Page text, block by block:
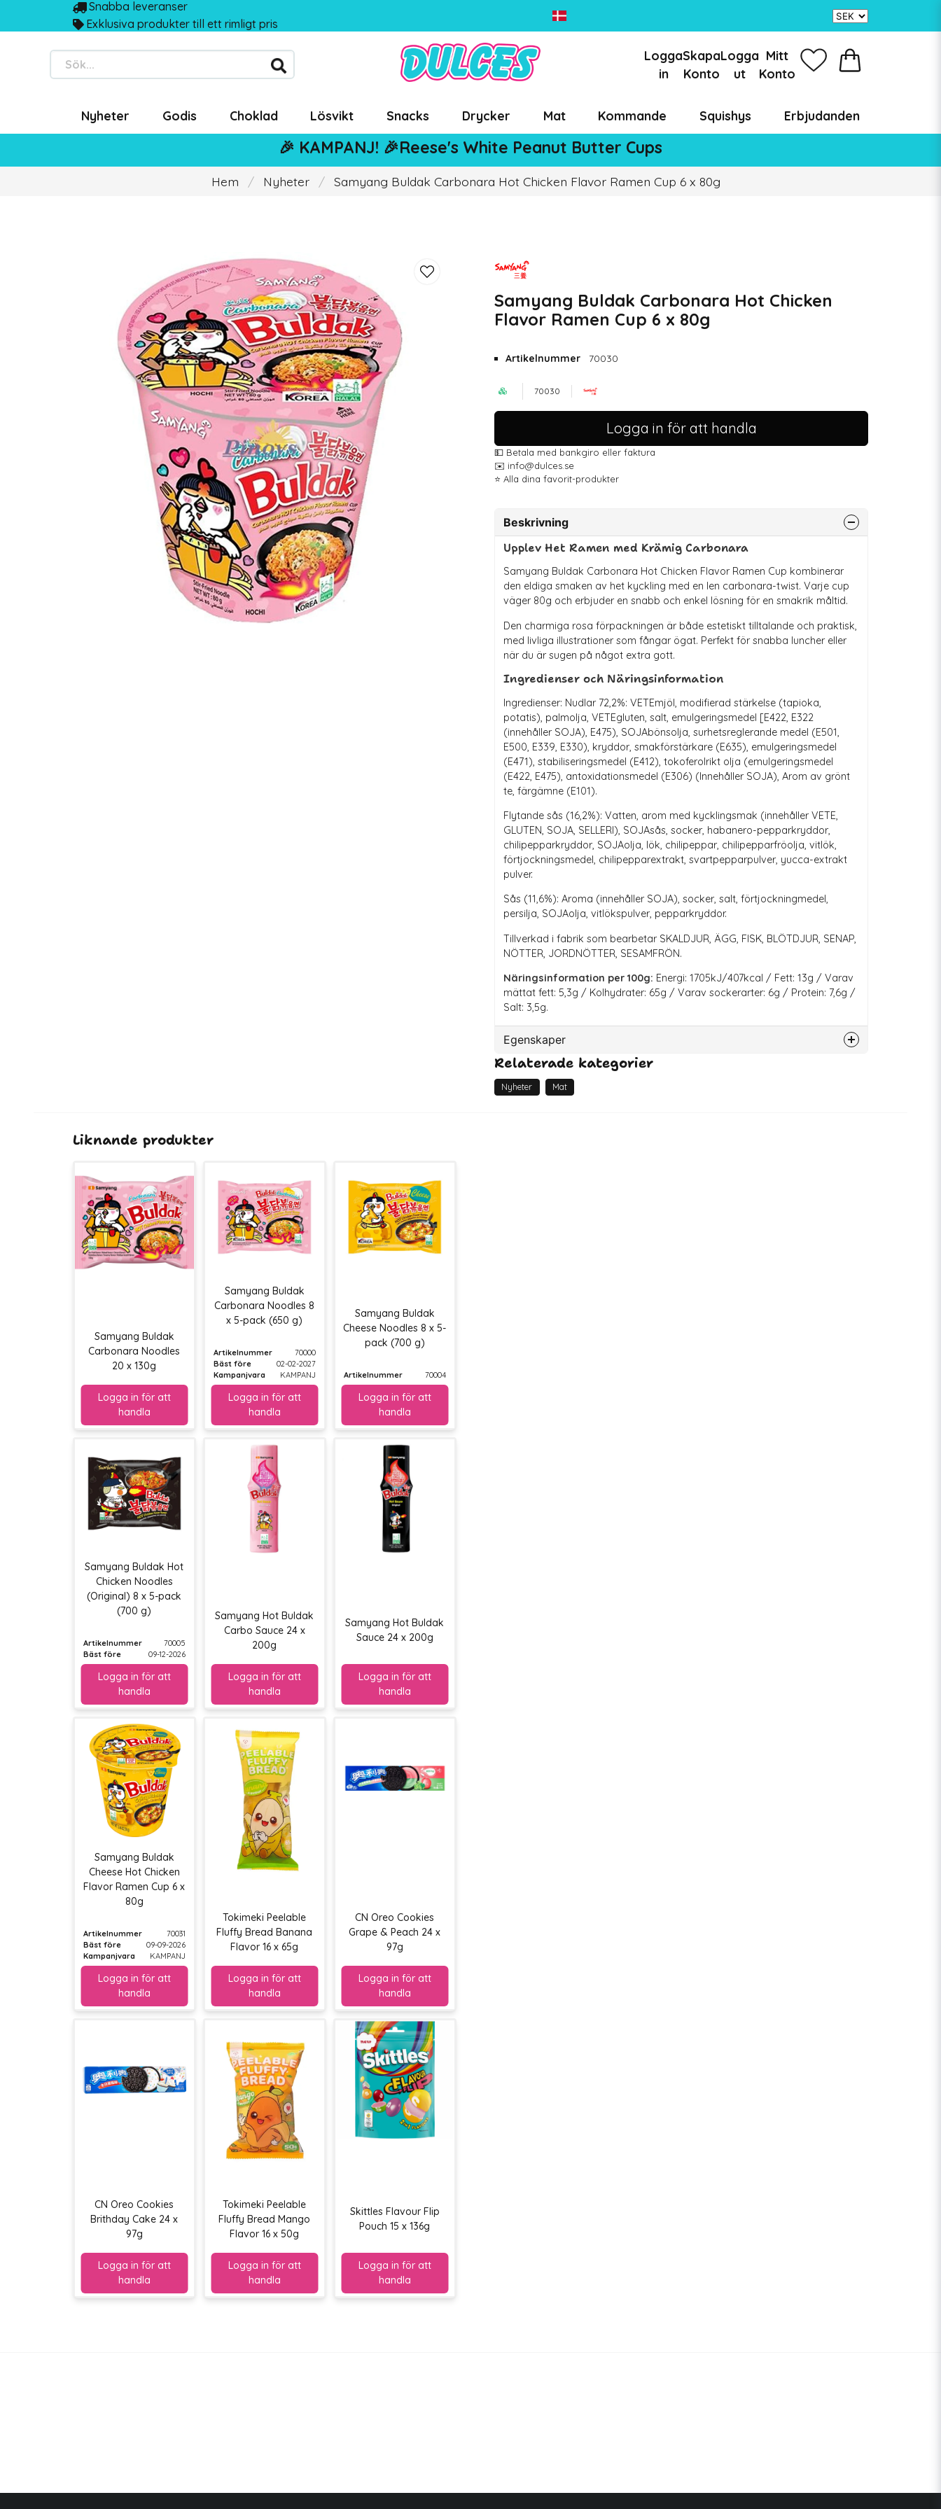
Snabba leveranser
Exklusiva produkter till ett rimligt pris
Sök...
Logga
in
Skapa
Konto
Logga
ut
Mitt
Konto
Nyheter Godis Choklad Lösvikt Snacks Drycker Mat Kommande Squishys Erbjudanden
🎉 KAMPANJ! 🎉Reese's White Peanut Butter Cups
Hem Nyheter Samyang Buldak Carbonara Hot Chicken Flavor Ramen Cup 6 x 80g
Samyang Buldak Carbonara Hot Chicken
Flavor Ramen Cup 6 x 80g
Artikelnummer 70030
70030
Logga in för att handla
💵 Betala med bankgiro eller faktura
✉️ info@dulces.se
⭐️ Alla dina favorit-produkter
Beskrivning
Upplev Het Ramen med Krämig Carbonara
Samyang Buldak Carbonara Hot Chicken Flavor Ramen Cup kombinerar
den eldiga smaken av het kyckling med en len carbonara-twist. Varje cup
väger 80g och erbjuder en snabb och enkel lösning för en smakrik måltid.
Den charmiga rosa förpackningen är både estetiskt tilltalande och praktisk,
med livliga illustrationer som fångar ögat. Perfekt för snabba luncher eller
när du är sugen på något extra gott.
Ingredienser och Näringsinformation
Ingredienser: Nudlar 72,2%: VETEmjöl, modifierad stärkelse (tapioka,
potatis), palmolja, VETEgluten, salt, emulgeringsmedel [E422, E322
(innehåller SOJA), E475), SOJAbönsolja, surhetsreglerande medel (E501,
E500, E339, E330), kryddor, smakförstärkare (E635), emulgeringsmedel
(E471), stabiliseringsmedel (E412), tokoferolrikt olja (emulgeringsmedel
(E422, E475), antoxidationsmedel (E306) (Innehåller SOJA), Arom av grönt
te, färgämne (E101).
Flytande sås (16,2%): Vatten, arom med kycklingsmak (innehåller VETE,
GLUTEN, SOJA, SELLERI), SOJAsås, socker, habanero-pepparkryddor,
chilipepparkryddor, SOJAolja, lök, chilipeppar, chilipepparfröolja, vitlök,
förtjockningsmedel, chilipepparextrakt, svartpepparpulver, yucca-extrakt
pulver.
Sås (11,6%): Aroma (innehåller SOJA), socker, salt, förtjockningmedel,
persilja, SOJAolja, vitlökspulver, pepparkryddor.
Tillverkad i fabrik som bearbetar SKALDJUR, ÄGG, FISK, BLÖTDJUR, SENAP,
NÖTTER, JORDNÖTTER, SESAMFRÖN.
Näringsinformation per 100g: Energi: 1705kJ/407kcal / Fett: 13g / Varav
mättat fett: 5,3g / Kolhydrater: 65g / Varav sockerarter: 6g / Protein: 7,6g /
Salt: 3,5g.
Egenskaper
Artikelnummer
Bäst före
Relaterade kategorier
Nyheter Mat
Liknande produkter
Samyang Buldak
Carbonara Noodles
20 x 130g
Samyang Buldak
Carbonara Noodles 8
x 5-pack (650 g)
Artikelnummer
70000
Bäst före
02-02-2027
Kampanjvara
KAMPANJ
Samyang Buldak
Cheese Noodles 8 x 5-
pack (700 g)
Artikelnummer 70004
Samyang Buldak Hot
Chicken Noodles
(Original) 8 x 5-pack
(700 g)
Artikelnummer
70005
Bäst före
09-12-2026
Samyang Hot Buldak
Carbo Sauce 24 x
200g
Samyang Hot Buldak
Sauce 24 x 200g
Samyang Buldak
Cheese Hot Chicken
Flavor Ramen Cup 6 x
80g
Artikelnummer
70031
Bäst före
09-09-2026
Kampanjvara
KAMPANJ
Tokimeki Peelable
Fluffy Bread Banana
Flavor 16 x 65g
CN Oreo Cookies
Grape & Peach 24 x
97g
CN Oreo Cookies
Brithday Cake 24 x
97g
Tokimeki Peelable
Fluffy Bread Mango
Flavor 16 x 50g
Skittles Flavour Flip
Pouch 15 x 136g